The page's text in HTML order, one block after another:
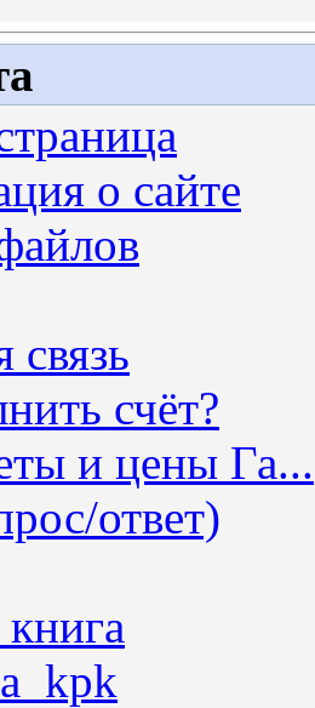
о сайте
связь
счёт?
и цены Га...
ответ)
книга